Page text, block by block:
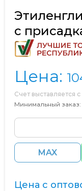
с
Цена:
Счет выставляется
Минимальный заказ:
MAX
Цена с